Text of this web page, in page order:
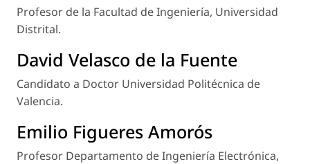
Profesor de la Facultad de Ingeniería, Universidad
Distrital.
David Velasco de la Fuente
Candidato a Doctor Universidad Politécnica de
Valencia.
Emilio Figueres Amorós
Profesor Departamento de Ingeniería Electrónica,